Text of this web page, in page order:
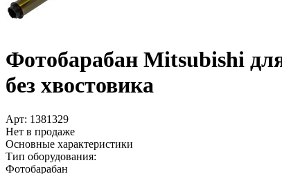
Фотобарабан Mitsubishi
без хвостовика
Арт: 1381329
Нет в продаже
Основные характеристики
Тип оборудования:
Фотобарабан